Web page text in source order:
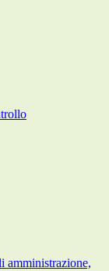
amministrazione,